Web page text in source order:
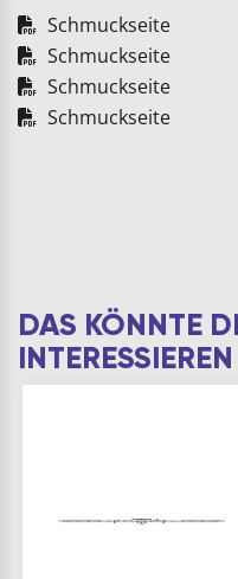
Schmuckseite
Schmuckseite
Schmuckseite
Schmuckseite
DAS KÖNNTE
INTERESSIEREN